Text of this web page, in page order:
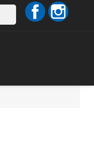
Facebook